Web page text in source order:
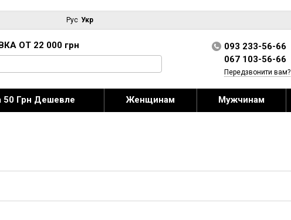
Рус Укр
ОТ 22 000 грн
093 233-56-66
067 103-56-66
Передзвонити вам?
50 Грн Дешевле Женщинам Мужчинам